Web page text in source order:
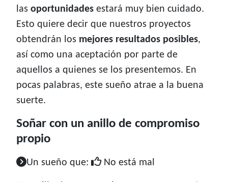
las oportunidades estará muy bien cuidado.
Esto quiere decir que nuestros proyectos
obtendrán los mejores resultados posibles,
así como una aceptación por parte de
aquellos a quienes se los presentemos. En
pocas palabras, este sueño atrae a la buena
suerte.
Soñar con un anillo de compromiso
propio
Un sueño que: No está mal